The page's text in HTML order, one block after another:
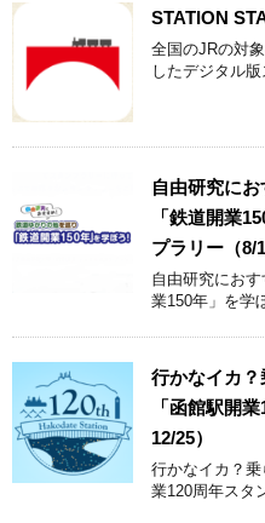
STATION
全国のJRの対
したデジタル
自由研究に
「鉄道開業
プラリー（8/
自由研究にお
業150年」を学
行かなイカ？
「函館駅開
12/25）
行かなイカ？
業120周年スタ